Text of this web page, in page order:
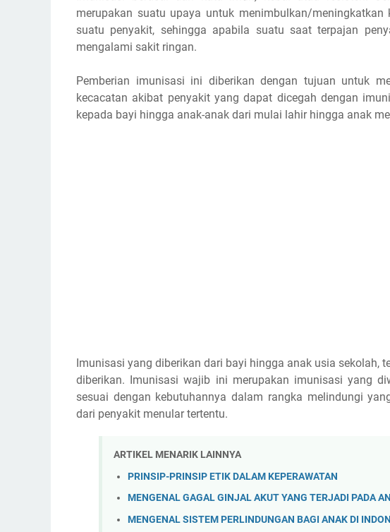
merupakan suatu upaya untuk menimbulkan/
suatu penyakit, sehingga apabila suatu saat terpajan
mengalami sakit ringan.
Pemberian imunisasi ini diberikan dengan tujuan untuk
kecacatan akibat penyakit yang dapat dicegah dengan
kepada bayi hingga anak-anak dari mulai lahir hingga anak
Imunisasi yang diberikan dari bayi hingga anak usia sekolah,
diberikan. Imunisasi wajib ini merupakan imunisasi yang
sesuai dengan kebutuhannya dalam rangka melindungi
dari penyakit menular tertentu.
ARTIKEL MENARIK LAINNYA
PRINSIP-PRINSIP ETIK DALAM KEPERAWATAN
MENGENAL GAGAL GINJAL AKUT YANG TERJADI PADA
MENGENAL SISTEM PERLINDUNGAN BAGI ANAK DI